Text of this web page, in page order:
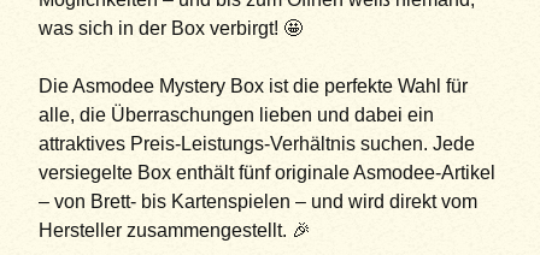
was sich in der Box verbirgt! 🤩
Die Asmodee Mystery Box ist die perfekte Wahl für
alle, die Überraschungen lieben und dabei ein
attraktives Preis-Leistungs-Verhältnis suchen. Jede
versiegelte Box enthält fünf originale Asmodee-Artikel
– von Brett- bis Kartenspielen – und wird direkt vom
Hersteller zusammengestellt. 🎉